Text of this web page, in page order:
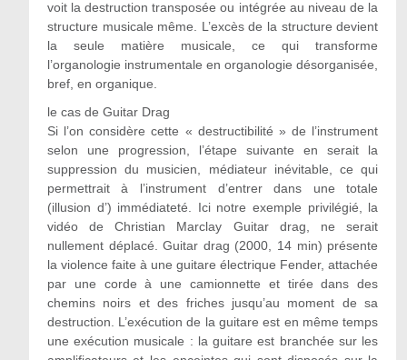
voit la destruction transposée ou intégrée au niveau de la
structure musicale même. L’excès de la structure devient
la seule matière musicale, ce qui transforme
l’organologie instrumentale en organologie désorganisée,
bref, en organique.
le cas de Guitar Drag
Si l’on considère cette « destructibilité » de l’instrument
selon une progression, l’étape suivante en serait la
suppression du musicien, médiateur inévitable, ce qui
permettrait à l’instrument d’entrer dans une totale
(illusion d’) immédiateté. Ici notre exemple privilégié, la
vidéo de Christian Marclay Guitar drag, ne serait
nullement déplacé. Guitar drag (2000, 14 min) présente
la violence faite à une guitare électrique Fender, attachée
par une corde à une camionnette et tirée dans des
chemins noirs et des friches jusqu’au moment de sa
destruction. L’exécution de la guitare est en même temps
une exécution musicale : la guitare est branchée sur les